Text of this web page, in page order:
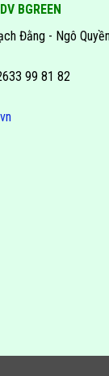
BGREEN
Đằng - Ngô
99 81 82